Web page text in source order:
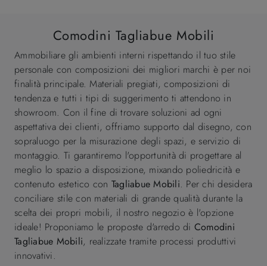
Comodini Tagliabue Mobili
Ammobiliare gli ambienti interni rispettando il tuo stile
personale con composizioni dei migliori marchi è per noi
finalità principale. Materiali pregiati, composizioni di
tendenza e tutti i tipi di suggerimento ti attendono in
showroom. Con il fine di trovare soluzioni ad ogni
aspettativa dei clienti, offriamo supporto dal disegno, con
sopraluogo per la misurazione degli spazi, e servizio di
montaggio. Ti garantiremo l'opportunità di progettare al
meglio lo spazio a disposizione, mixando poliedricità e
contenuto estetico con Tagliabue Mobili. Per chi desidera
conciliare stile con materiali di grande qualità durante la
scelta dei propri mobili, il nostro negozio è l'opzione
ideale! Proponiamo le proposte d'arredo di Comodini
Tagliabue Mobili, realizzate tramite processi produttivi
innovativi.